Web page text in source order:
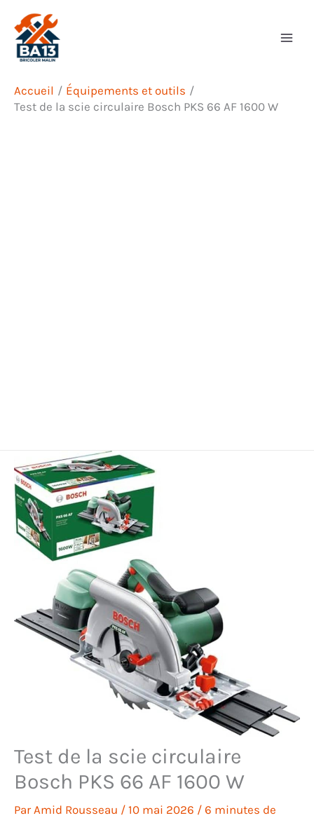
contenu
Accueil
Équipements et outils
Test de la scie circulaire Bosch PKS 66 AF 1600 W
Test de la scie circulaire
Bosch PKS 66 AF 1600 W
ParAmid Rousseau / 10 mai 2026 / 6 minutes de
Rechercher